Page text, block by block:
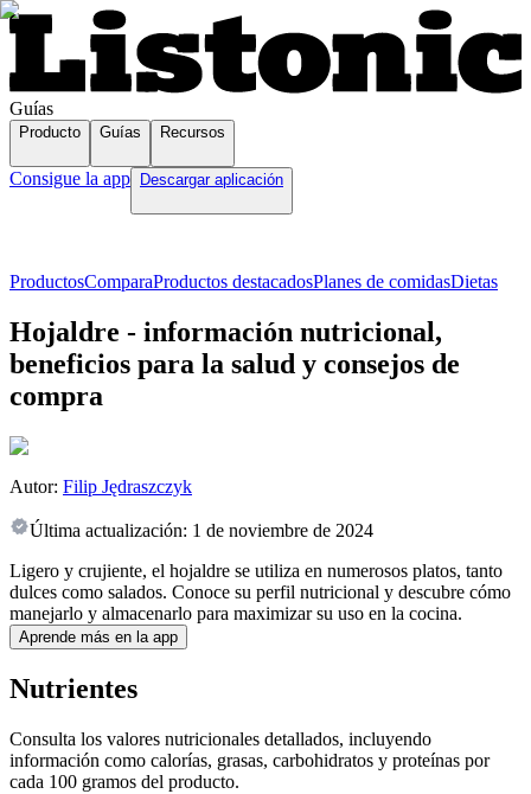
Guías
Producto Guías Recursos
Consigue la app Descargar aplicación
ProductosComparaProductos destacadosPlanes de comidasDietas
Hojaldre - información nutricional,
beneficios para la salud y consejos de
compra
Autor: Filip Jędraszczyk
Última actualización: 1 de noviembre de 2024
Ligero y crujiente, el hojaldre se utiliza en numerosos platos, tanto
dulces como salados. Conoce su perfil nutricional y descubre cómo
manejarlo y almacenarlo para maximizar su uso en la cocina.
Aprende más en la app
Nutrientes
Consulta los valores nutricionales detallados, incluyendo
información como calorías, grasas, carbohidratos y proteínas por
cada 100 gramos del producto.